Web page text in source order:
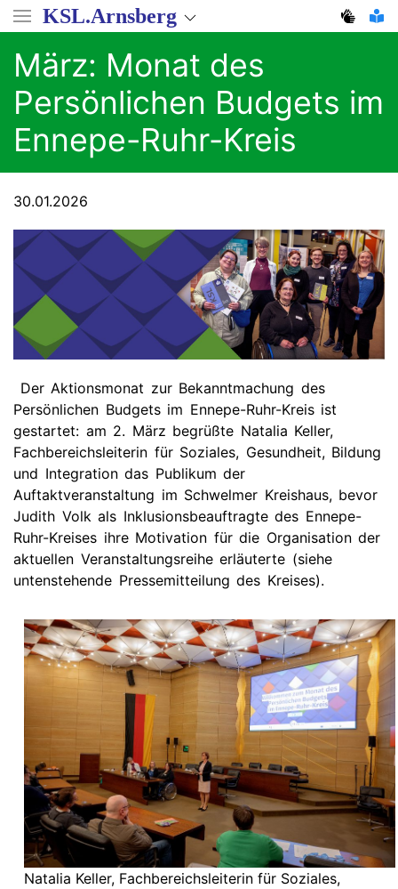
Direkt
zum
Inhalt
KSL.Arnsberg
März: Monat des
Persönlichen Budgets im
Ennepe-Ruhr-Kreis
30.01.2026
Der Aktionsmonat zur Bekanntmachung des
Persönlichen Budgets im Ennepe-Ruhr-Kreis ist
gestartet: am 2. März begrüßte Natalia Keller,
Fachbereichsleiterin für Soziales, Gesundheit, Bildung
und Integration das Publikum der
Auftaktveranstaltung im Schwelmer Kreishaus, bevor
Judith Volk als Inklusionsbeauftragte des Ennepe-
Ruhr-Kreises ihre Motivation für die Organisation der
aktuellen Veranstaltungsreihe erläuterte (siehe
untenstehende Pressemitteilung des Kreises).
Natalia Keller, Fachbereichsleiterin für Soziales,